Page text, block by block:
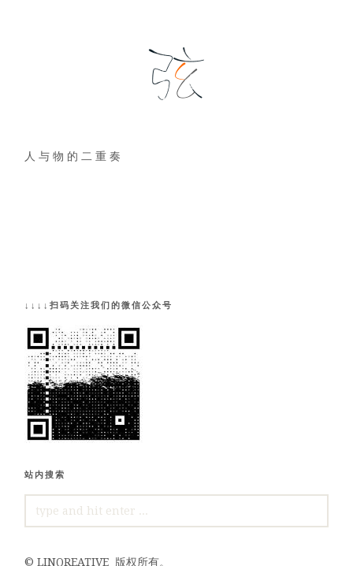
人 与 物 的 二 重 奏
↓↓↓↓扫码关注我们的微信公众号
站内搜索
FOR:
©LINQREATIVE 版权所有。